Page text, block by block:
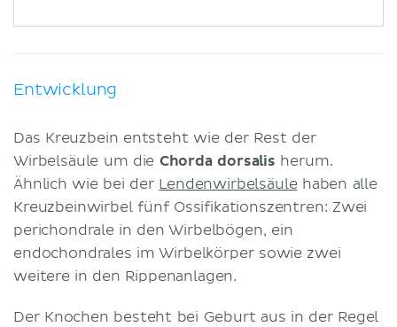
Entwicklung
Das Kreuzbein entsteht wie der Rest der
Wirbelsäule um die Chorda dorsalis herum.
Ähnlich wie bei der Lendenwirbelsäule haben alle
Kreuzbeinwirbel fünf Ossifikationszentren: Zwei
perichondrale in den Wirbelbögen, ein
endochondrales im Wirbelkörper sowie zwei
weitere in den Rippenanlagen.
Der Knochen besteht bei Geburt aus in der Regel